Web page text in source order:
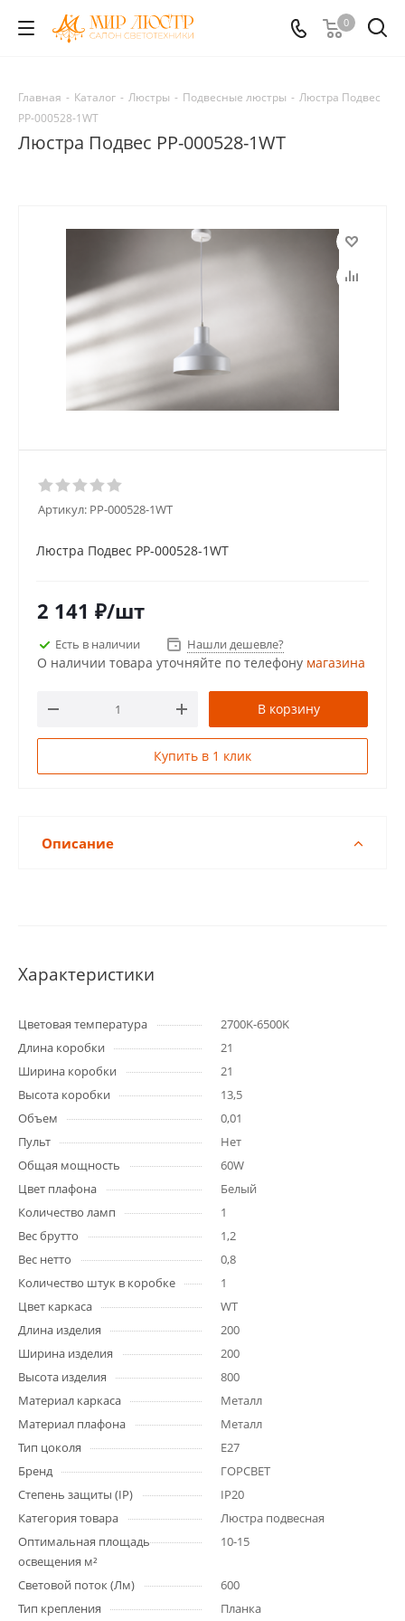
0
Главная - Каталог - Люстры - Подвесные люстры - Люстра Подвес
PP-000528-1WT
Люстра Подвес PP-000528-1WT
Артикул: PP-000528-1WT
Люстра Подвес PP-000528-1WT
2 141 ₽/шт
Есть в наличии Нашли дешевле?
О наличии товара уточняйте по телефону магазина
В корзину
Купить в 1 клик
Описание
Характеристики
Цветовая температура
2700K-6500K
Длина коробки
21
Ширина коробки
21
Высота коробки
13,5
Объем
0,01
Пульт
Нет
Общая мощность
60W
Цвет плафона
Белый
Количество ламп
1
Вес брутто
1,2
Вес нетто
0,8
Количество штук в коробке
1
Цвет каркаса
WT
Длина изделия
200
Ширина изделия
200
Высота изделия
800
Материал каркаса
Металл
Материал плафона
Металл
Тип цоколя
E27
Бренд
ГОРСВЕТ
Степень защиты (IP)
IP20
Категория товара
Люстра подвесная
Оптимальная площадь
освещения м²
10-15
Световой поток (Лм)
600
Тип крепления
Планка